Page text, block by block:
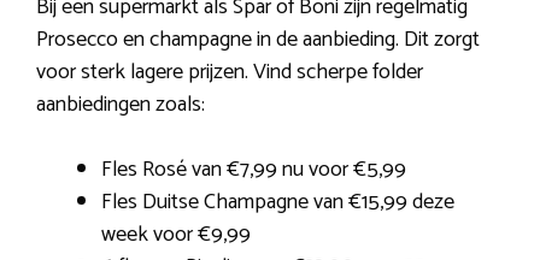
Prosecco en champagne in de aanbieding. Dit zorgt
voor sterk lagere prijzen. Vind scherpe folder
aanbiedingen zoals:
Fles Rosé van €7,99 nu voor €5,99
Fles Duitse Champagne van €15,99 deze
week voor €9,99